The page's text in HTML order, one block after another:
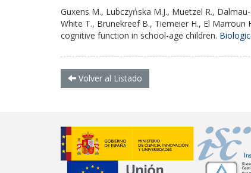
Guxens M., Lubczyńska M.J., Muetzel R.,
White T., Brunekreef B., Tiemeier H., El
cognitive function in school-age children.
Volver al Listado